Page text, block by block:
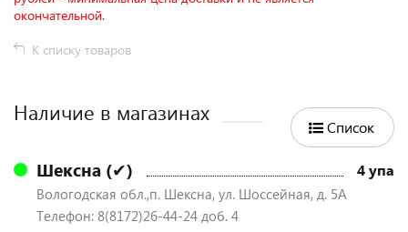
окончательной.
К списку товаров
Наличие в магазинах
Список
Шексна (✔) 4 упа
Вологодская обл.,п. Шексна, ул. Шоссейная, д. 5А
Телефон: 8(8172)26-44-24 доб. 4